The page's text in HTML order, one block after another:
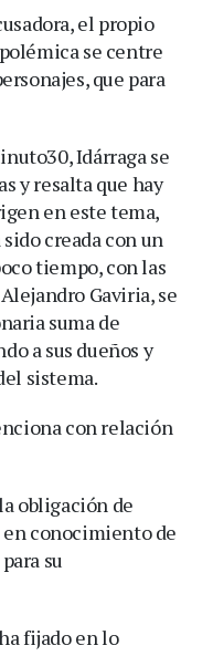
el propio
se centre
que para
Idárraga se
y resalta que hay
en este tema,
creada con un
tiempo, con las
Gaviria, se
suma de
a sus dueños y
sistema.
con relación
obligación de
conocimiento de
su
fijado en lo